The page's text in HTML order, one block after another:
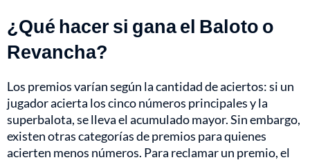
¿Qué hacer si gana el Baloto o
Revancha?
Los premios varían según la cantidad de aciertos: si un
jugador acierta los cinco números principales y la
superbalota, se lleva el acumulado mayor. Sin embargo,
existen otras categorías de premios para quienes
acierten menos números. Para reclamar un premio, el